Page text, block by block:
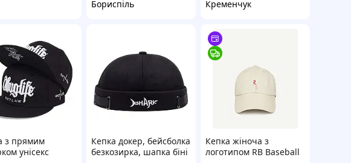
Бориспіль
Кременчук
з прямим
унісекс
Кепка докер, бейсболка
безкозирка, шапка біні
Кепка жіноча з
логотипом RB Baseball